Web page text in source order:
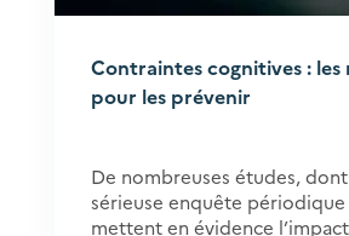
Contraintes cognitives : les
pour les prévenir
De nombreuses études,
sérieuse enquête périodique
mettent en évidence l’impact